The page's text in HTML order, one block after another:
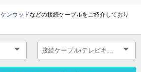
ケンウッドなどの接続ケーブルをご紹介しており